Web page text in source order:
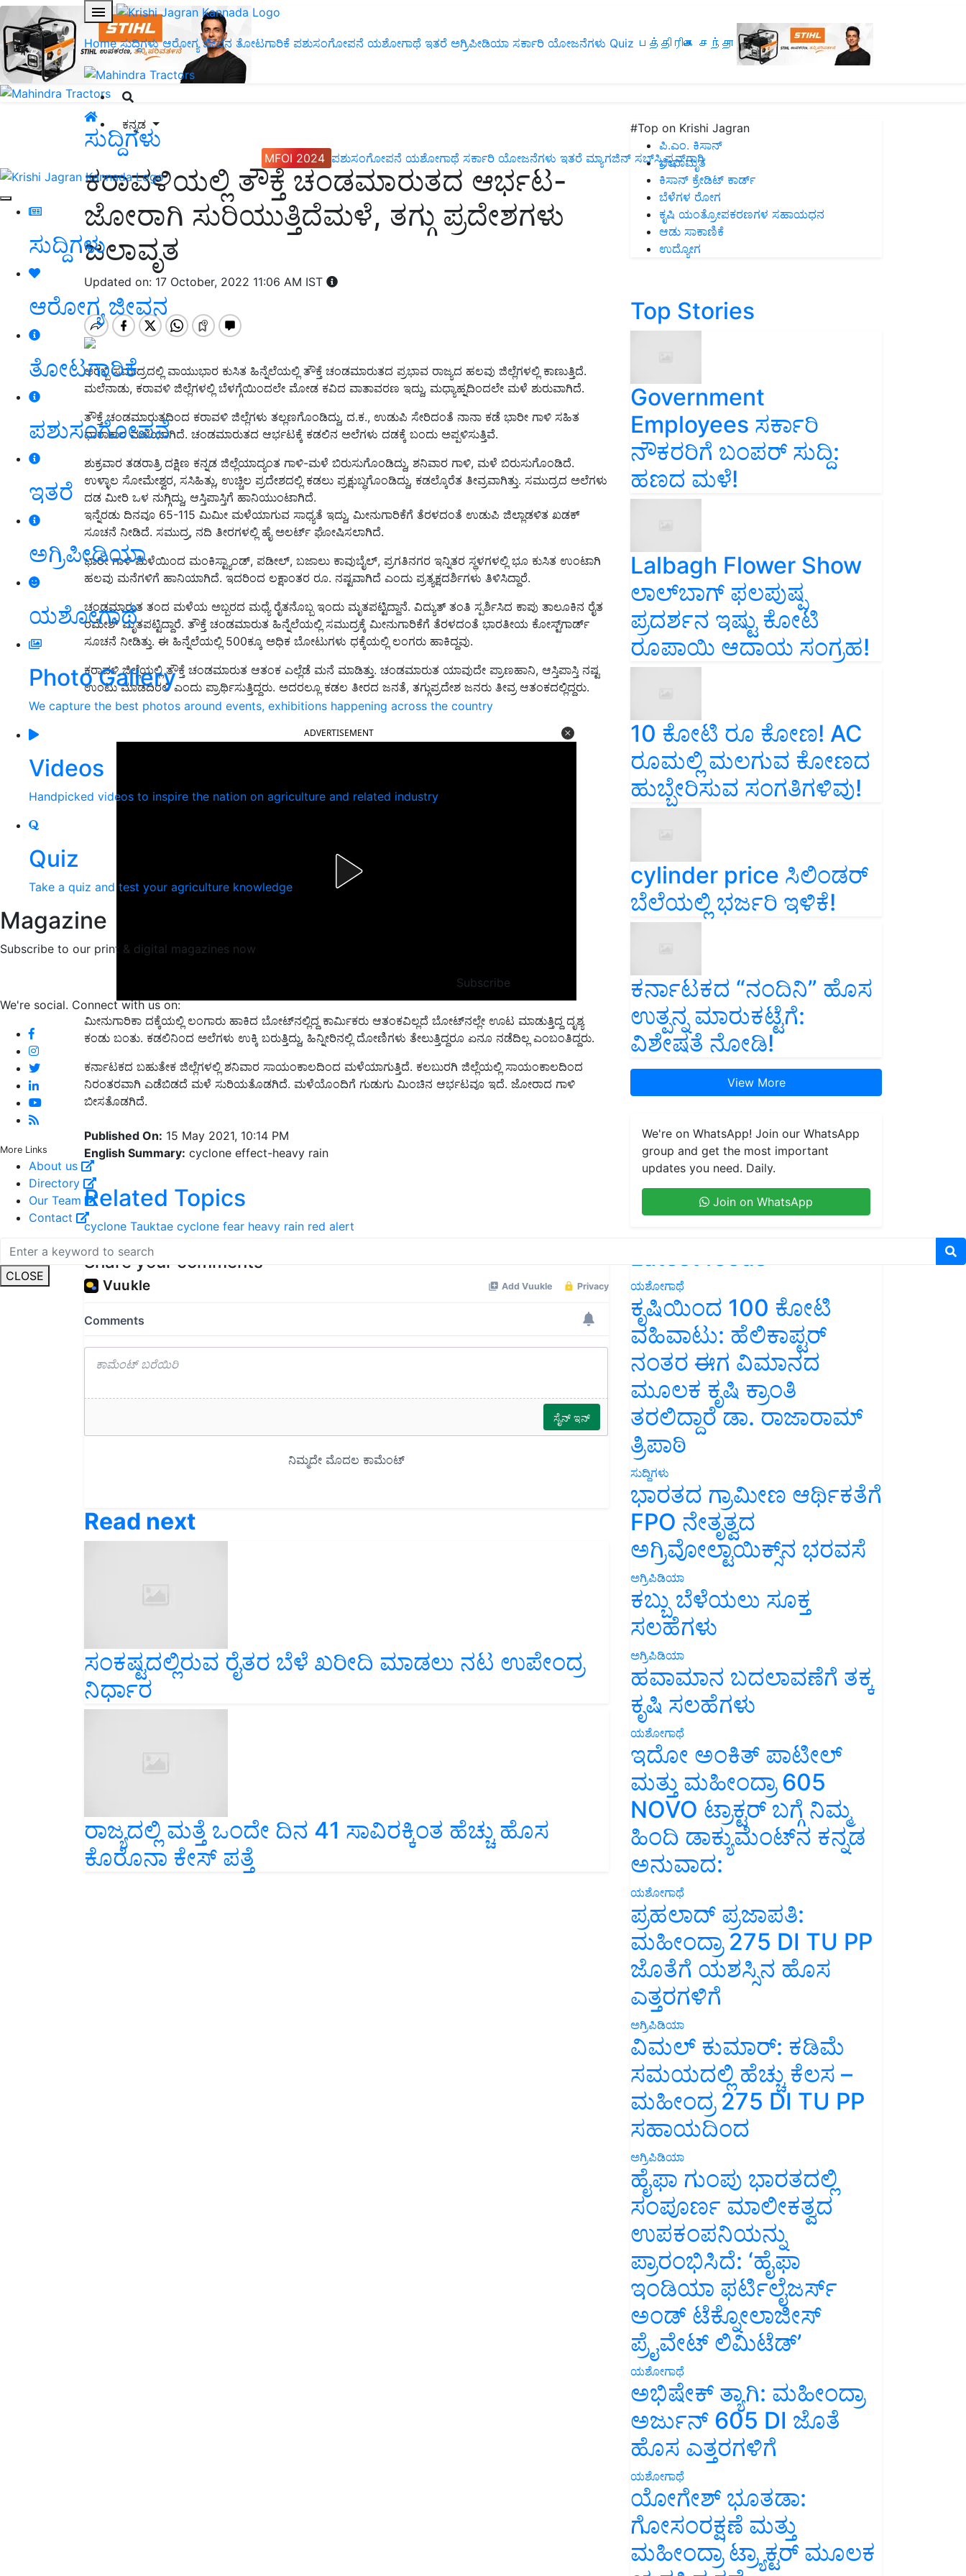
Home ಸುದ್ದಿಗಳು ಆರೋಗ್ಯ ಜೀವನ ತೋಟಗಾರಿಕೆ ಪಶುಸಂಗೋಪನೆ ಯಶೋಗಾಥೆ ಇತರೆ ಅಗ್ರಿಪೀಡಿಯಾ ಸರ್ಕಾರಿ ಯೋಜನೆಗಳು Quiz பத்திரிகை சந்தா
ಕನ್ನಡ
MFOI 2024 ಪಶುಸಂಗೋಪನೆ ಯಶೋಗಾಥೆ ಸರ್ಕಾರಿ ಯೋಜನೆಗಳು ಇತರೆ ಮ್ಯಾಗಜಿನ್‌ ಸಬ್‌ಸ್ಕ್ರಿಪ್ಷನ್‌ಗಾಗಿ
ಸುದ್ದಿಗಳು
ಆರೋಗ್ಯ ಜೀವನ
ತೋಟಗಾರಿಕೆ
ಪಶುಸಂಗೋಪನೆ
ಇತರೆ
ಅಗ್ರಿಪೀಡಿಯಾ
ಯಶೋಗಾಥೆ
Photo Gallery
We capture the best photos around events, exhibitions happening across the country
Videos
Handpicked videos to inspire the nation on agriculture and related industry
Quiz
Take a quiz and test your agriculture knowledge
Magazine
Subscribe to our print & digital magazines now
Subscribe
We're social. Connect with us on:
More Links
About us
Directory
Our Team
Contact
CLOSE
ಸುದ್ದಿಗಳು
ಕರಾವಳಿಯಲ್ಲಿ ತೌಕ್ತೆ ಚಂಡಮಾರುತದ ಆರ್ಭಟ-
ಜೋರಾಗಿ ಸುರಿಯುತ್ತಿದೆಮಳೆ, ತಗ್ಗು ಪ್ರದೇಶಗಳು
ಜಲಾವೃತ
Updated on: 17 October, 2022 11:06 AM IST
ಅರಬ್ಬಿ ಸಮುದ್ರದಲ್ಲಿ ವಾಯುಭಾರ ಕುಸಿತ ಹಿನ್ನೆಲೆಯಲ್ಲಿ ತೌಕ್ತೆ ಚಂಡಮಾರುತದ ಪ್ರಭಾವ ರಾಜ್ಯದ ಹಲವು ಜಿಲ್ಲೆಗಳಲ್ಲಿ ಕಾಣುತ್ತಿದೆ.
ಮಲೆನಾಡು, ಕರಾವಳಿ ಜಿಲ್ಲೆಗಳಲ್ಲಿ ಬೆಳಗ್ಗೆಯಿಂದಲೇ ಮೋಡ ಕವಿದ ವಾತಾವರಣ ಇದ್ದು, ಮಧ್ಯಾಹ್ನದಿಂದಲೇ ಮಳೆ ಶುರುವಾಗಿದೆ.
ತೌಕ್ತೆ ಚಂಡಮಾರುತದಿಂದ ಕರಾವಳಿ ಜಿಲ್ಲೆಗಳು ತಲ್ಲಣಗೊಂಡಿದ್ದು, ದ.ಕ., ಉಡುಪಿ ಸೇರಿದಂತೆ ನಾನಾ ಕಡೆ ಭಾರೀ ಗಾಳಿ ಸಹಿತ
ಧಾರಾಕಾರ ಮಳೆಯಾಗಿದೆ. ಚಂಡಮಾರುತದ ಆರ್ಭಟಕ್ಕೆ ಕಡಲಿನ ಅಲೆಗಳು ದಡಕ್ಕೆ ಬಂದು ಅಪ್ಪಳಿಸುತ್ತಿವೆ.
ಶುಕ್ರವಾರ ತಡರಾತ್ರಿ ದಕ್ಷಿಣ ಕನ್ನಡ ಜಿಲ್ಲೆಯಾದ್ಯಂತ ಗಾಳಿ-ಮಳೆ ಬಿರುಸುಗೊಂಡಿದ್ದು, ಶನಿವಾರ ಗಾಳಿ, ಮಳೆ ಬಿರುಸುಗೊಂಡಿದೆ.
ಉಳ್ಳಾಲ ಸೋಮೇಶ್ವರ, ಸಸಿಹಿತ್ಲು, ಉಚ್ಚಿಲ ಪ್ರದೇಶದಲ್ಲಿ ಕಡಲು ಪ್ರಕ್ಷುಬ್ಧಗೊಂಡಿದ್ದು, ಕಡಲ್ಕೊರೆತ ತೀವ್ರವಾಗಿತ್ತು. ಸಮುದ್ರದ ಅಲೆಗಳು
ದಡ ಮೀರಿ ಒಳ ನುಗ್ಗಿದ್ದು, ಆಸ್ತಿಪಾಸ್ತಿಗೆ ಹಾನಿಯುಂಟಾಗಿದೆ.
ಇನ್ನೆರಡು ದಿನವೂ 65-115 ಮಿಮೀ ಮಳೆಯಾಗುವ ಸಾಧ್ಯತೆ ಇದ್ದು, ಮೀನುಗಾರಿಕೆಗೆ ತೆರಳದಂತೆ ಉಡುಪಿ ಜಿಲ್ಲಾಡಳಿತ ಖಡಕ್​
ಸೂಚನೆ ನೀಡಿದೆ. ಸಮುದ್ರ, ನದಿ ತೀರಗಳಲ್ಲಿ ಹೈ ಅಲರ್ಟ್ ಘೋಷಿಸಲಾಗಿದೆ.
ಭಾರೀ ಗಾಳಿ ಮಳೆಯಿಂದ ಮಂಕಿಸ್ಟ್ಯಾಂಡ್‌, ಪಡೀಲ್‌, ಬಜಾಲು ಕಾವುಬೈಲ್‌, ಪ್ರಗತಿನಗರ ಇನ್ನಿತರ ಸ್ಥಳಗಳಲ್ಲಿ ಭೂ ಕುಸಿತ ಉಂಟಾಗಿ
ಹಲವು ಮನೆಗಳಿಗೆ ಹಾನಿಯಾಗಿದೆ. ಇದರಿಂದ ಲಕ್ಷಾಂತರ ರೂ. ನಷ್ಟವಾಗಿದೆ ಎಂದು ಪ್ರತ್ಯಕ್ಷದರ್ಶಿಗಳು ತಿಳಿಸಿದ್ದಾರೆ.
ಚಂಡಮಾರುತ ತಂದ ಮಳೆಯ ಅಬ್ಬರದ ಮಧ್ಯೆ ರೈತನೊಬ್ಬ ಇಂದು ಮೃತಪಟ್ಟಿದ್ದಾನೆ. ವಿದ್ಯುತ್​ ತಂತಿ ಸ್ಪರ್ಶಿಸಿದ ಕಾಪು ತಾಲೂಕಿನ ರೈತ
ರಮೇಶ್ ಮೃತಪಟ್ಟಿದ್ದಾರೆ. ತೌಕ್ತೆ ಚಂಡಮಾರುತ ಹಿನ್ನೆಲೆಯಲ್ಲಿ ಸಮುದ್ರಕ್ಕೆ ಮೀನುಗಾರಿಕೆಗೆ ತೆರಳದಂತೆ ಭಾರತೀಯ ಕೋಸ್ಟ್‌ಗಾರ್ಡ್‌
ಸೂಚನೆ ನೀಡಿತ್ತು. ಈ ಹಿನ್ನೆಲೆಯಲ್ಲಿ 500ಕ್ಕೂ ಅಧಿಕ ಬೋಟುಗಳು ಧಕ್ಕೆಯಲ್ಲಿ ಲಂಗರು ಹಾಕಿದ್ದವು.
ಕರಾವಳಿ ಜಿಲ್ಲೆಯಲ್ಲಿ ತೌಕ್ತೆ ಚಂಡಮಾರುತ ಆತಂಕ ಎಲ್ಲೆಡೆ ಮನೆ ಮಾಡಿತ್ತು. ಚಂಡಮಾರುತ ಯಾವುದೇ ಪ್ರಾಣಹಾನಿ, ಆಸ್ತಿಪಾಸ್ತಿ ನಷ್ಟ
ಉಂಟು ಮಾಡದಿರಲಿ ಎಂದು ಪ್ರಾರ್ಥಿಸುತ್ತಿದ್ದರು. ಅದರಲ್ಲೂ ಕಡಲ ತೀರದ ಜನತೆ, ತಗ್ಗುಪ್ರದೇಶ ಜನರು ತೀವ್ರ ಆತಂಕದಲ್ಲಿದ್ದರು.
ADVERTISEMENT
ಮೀನುಗಾರಿಕಾ ದಕ್ಕೆಯಲ್ಲಿ ಲಂಗಾರು ಹಾಕಿದ ಬೋಟ್‌ನಲ್ಲಿದ್ದ ಕಾರ್ಮಿಕರು ಆತಂಕವಿಲ್ಲದೆ ಬೋಟ್‌ನಲ್ಲೇ ಊಟ ಮಾಡುತ್ತಿದ್ದ ದೃಶ್ಯ
ಕಂಡು ಬಂತು. ಕಡಲಿನಿಂದ ಅಲೆಗಳು ಉಕ್ಕಿ ಬರುತ್ತಿದ್ದು, ಹಿನ್ನೀರಿನಲ್ಲಿ ದೋಣಿಗಳು ತೇಲುತ್ತಿದ್ದರೂ ಏನೂ ನಡೆದಿಲ್ಲ ಎಂಬಂತಿದ್ದರು.
ಕರ್ನಾಟಕದ ಬಹುತೇಕ ಜಿಲ್ಲೆಗಳಲ್ಲಿ ಶನಿವಾರ ಸಾಯಂಕಾಲದಿಂದ ಮಳೆಯಾಗುತ್ತಿದೆ. ಕಲಬುರಗಿ ಜಿಲ್ಲೆಯಲ್ಲಿ ಸಾಯಂಕಾಲದಿಂದ
ನಿರಂತರವಾಗಿ ಎಡೆಬಿಡದೆ ಮಳೆ ಸುರಿಯತೊಡಗಿದೆ. ಮಳೆಯೊಂದಿಗೆ ಗುಡುಗು ಮಿಂಚಿನ ಆರ್ಭಟವೂ ಇದೆ. ಜೋರಾದ ಗಾಳಿ
ಬೀಸತೊಡಗಿದೆ.
Published On: 15 May 2021, 10:14 PM
English Summary: cyclone effect-heavy rain
Related Topics
cyclone Tauktae cyclone fear heavy rain red alert
Share your comments
Read next
ಸಂಕಷ್ಟದಲ್ಲಿರುವ ರೈತರ ಬೆಳೆ ಖರೀದಿ ಮಾಡಲು ನಟ ಉಪೇಂದ್ರ
ನಿರ್ಧಾರ
ರಾಜ್ಯದಲ್ಲಿ ಮತ್ತೆ ಒಂದೇ ದಿನ 41 ಸಾವಿರಕ್ಕಿಂತ ಹೆಚ್ಚು ಹೊಸ
ಕೊರೊನಾ ಕೇಸ್‌ ಪತ್ತೆ
#Top on Krishi Jagran
ಪಿ.ಎಂ. ಕಿಸಾನ್
ಜೀವಾಮೃತ
ಕಿಸಾನ್ ಕ್ರೇಡಿಟ್ ಕಾರ್ಡ್
ಬೆಳೆಗಳ ರೋಗ
ಕೃಷಿ ಯಂತ್ರೋಪಕರಣಗಳ ಸಹಾಯಧನ
ಆಡು ಸಾಕಾಣಿಕೆ
ಉದ್ಯೋಗ
Top Stories
Government
Employees ಸರ್ಕಾರಿ
ನೌಕರರಿಗೆ ಬಂಪರ್‌ ಸುದ್ದಿ:
ಹಣದ ಮಳೆ!
Lalbagh Flower Show
ಲಾಲ್‌ಬಾಗ್ ಫಲಪುಷ್ಪ
ಪ್ರದರ್ಶನ ಇಷ್ಟು ಕೋಟಿ
ರೂಪಾಯಿ ಆದಾಯ ಸಂಗ್ರಹ!
10 ಕೋಟಿ ರೂ ಕೋಣ! AC
ರೂಮಲ್ಲಿ ಮಲಗುವ ಕೋಣದ
ಹುಬ್ಬೇರಿಸುವ ಸಂಗತಿಗಳಿವು!
cylinder price ಸಿಲಿಂಡರ್‌
ಬೆಲೆಯಲ್ಲಿ ಭರ್ಜರಿ ಇಳಿಕೆ!
ಕರ್ನಾಟಕದ “ನಂದಿನಿ” ಹೊಸ
ಉತ್ಪನ್ನ ಮಾರುಕಟ್ಟೆಗೆ:
ವಿಶೇಷತೆ ನೋಡಿ!
View More
We're on WhatsApp! Join our WhatsApp
group and get the most important
updates you need. Daily.
Join on WhatsApp
Latest feeds
ಯಶೋಗಾಥೆ
ಕೃಷಿಯಿಂದ 100 ಕೋಟಿ
ವಹಿವಾಟು: ಹೆಲಿಕಾಪ್ಟರ್
ನಂತರ ಈಗ ವಿಮಾನದ
ಮೂಲಕ ಕೃಷಿ ಕ್ರಾಂತಿ
ತರಲಿದ್ದಾರೆ ಡಾ. ರಾಜಾರಾಮ್
ತ್ರಿಪಾಠಿ
ಸುದ್ದಿಗಳು
ಭಾರತದ ಗ್ರಾಮೀಣ ಆರ್ಥಿಕತೆಗೆ
FPO ನೇತೃತ್ವದ
ಅಗ್ರಿವೋಲ್ಟಾಯಿಕ್ಸ್‌ನ ಭರವಸೆ
ಅಗ್ರಿಪಿಡಿಯಾ
ಕಬ್ಬು ಬೆಳೆಯಲು ಸೂಕ್ತ
ಸಲಹೆಗಳು
ಅಗ್ರಿಪಿಡಿಯಾ
ಹವಾಮಾನ ಬದಲಾವಣೆಗೆ ತಕ್ಕ
ಕೃಷಿ ಸಲಹೆಗಳು
ಯಶೋಗಾಥೆ
ಇದೋ ಅಂಕಿತ್ ಪಾಟೀಲ್
ಮತ್ತು ಮಹೀಂದ್ರಾ 605
NOVO ಟ್ರಾಕ್ಟರ್ ಬಗ್ಗೆ ನಿಮ್ಮ
ಹಿಂದಿ ಡಾಕ್ಯುಮೆಂಟ್‌ನ ಕನ್ನಡ
ಅನುವಾದ:
ಯಶೋಗಾಥೆ
ಪ್ರಹಲಾದ್ ಪ್ರಜಾಪತಿ:
ಮಹೀಂದ್ರಾ 275 DI TU PP
ಜೊತೆಗೆ ಯಶಸ್ಸಿನ ಹೊಸ
ಎತ್ತರಗಳಿಗೆ
ಅಗ್ರಿಪಿಡಿಯಾ
ವಿಮಲ್ ಕುಮಾರ್: ಕಡಿಮೆ
ಸಮಯದಲ್ಲಿ ಹೆಚ್ಚು ಕೆಲಸ –
ಮಹೀಂದ್ರ 275 DI TU PP
ಸಹಾಯದಿಂದ
ಅಗ್ರಿಪಿಡಿಯಾ
ಹೈಫಾ ಗುಂಪು ಭಾರತದಲ್ಲಿ
ಸಂಪೂರ್ಣ ಮಾಲೀಕತ್ವದ
ಉಪಕಂಪನಿಯನ್ನು
ಪ್ರಾರಂಭಿಸಿದೆ: ‘ಹೈಫಾ
ಇಂಡಿಯಾ ಫರ್ಟಿಲೈಜರ್ಸ್
ಅಂಡ್ ಟೆಕ್ನೋಲಾಜೀಸ್
ಪ್ರೈವೇಟ್ ಲಿಮಿಟೆಡ್’
ಯಶೋಗಾಥೆ
ಅಭಿಷೇಕ್ ತ್ಯಾಗಿ: ಮಹೀಂದ್ರಾ
ಅರ್ಜುನ್ 605 DI ಜೊತೆ
ಹೊಸ ಎತ್ತರಗಳಿಗೆ
ಯಶೋಗಾಥೆ
ಯೋಗೇಶ್ ಭೂತಡಾ:
ಗೋಸಂರಕ್ಷಣೆ ಮತ್ತು
ಮಹೀಂದ್ರಾ ಟ್ರ್ಯಾಕ್ಟರ್ ಮೂಲಕ